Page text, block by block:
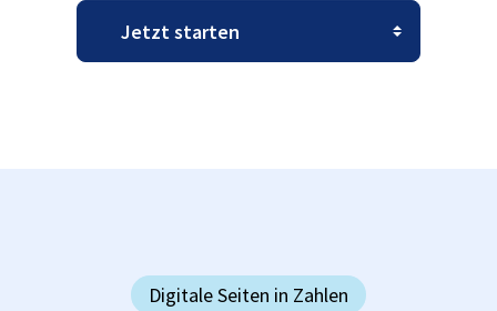
Digitale Seiten in Zahlen